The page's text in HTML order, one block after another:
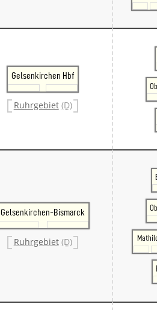
Gelsenkirchen Hbf
Ruhrgebiet (D)
Gelsenkirchen-Bismarck
Ruhrgebiet (D)